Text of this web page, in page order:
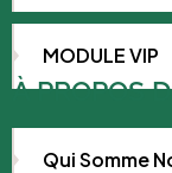
MODULE VIP
À PROPOS
Qui Somme